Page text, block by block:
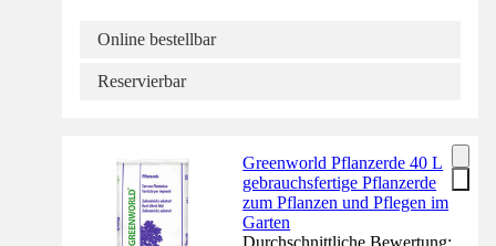
Online bestellbar
Reservierbar
Greenworld Pflanzerde 40 L
gebrauchsfertige Pflanzerde
zum Pflanzen und Pflegen im
Garten